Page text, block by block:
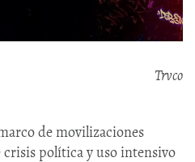
Trvco
de movilizaciones
crisis política y uso intensivo